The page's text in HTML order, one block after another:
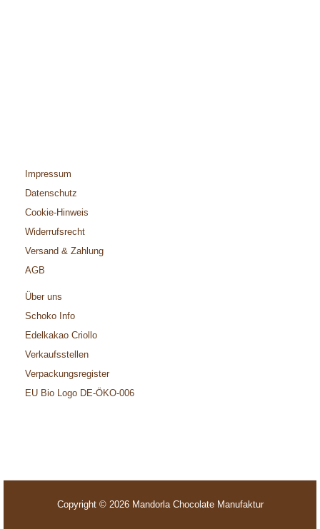
Impressum
Datenschutz
Cookie-Hinweis
Widerrufsrecht
Versand & Zahlung
AGB
Über uns
Schoko Info
Edelkakao Criollo
Verkaufsstellen
Verpackungsregister
EU Bio Logo DE-ÖKO-006
Copyright © 2026 Mandorla Chocolate Manufaktur